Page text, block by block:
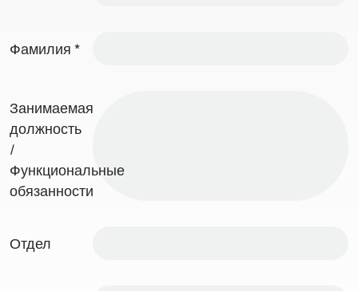
Фамилия *
Занимаемая
должность
/
Функциональные
обязанности
Отдел